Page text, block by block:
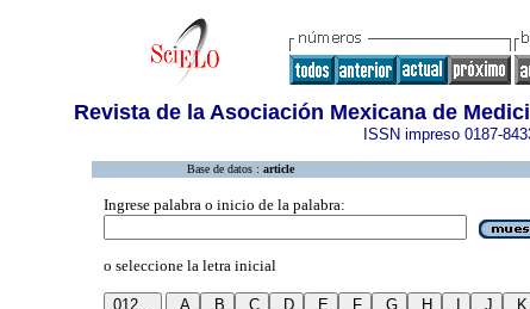
Revista de la Asociación Mexicana de
ISSN impreso 0187-
Base de datos : article
Ingrese palabra o inicio de la palabra:
o seleccione la letra inicial